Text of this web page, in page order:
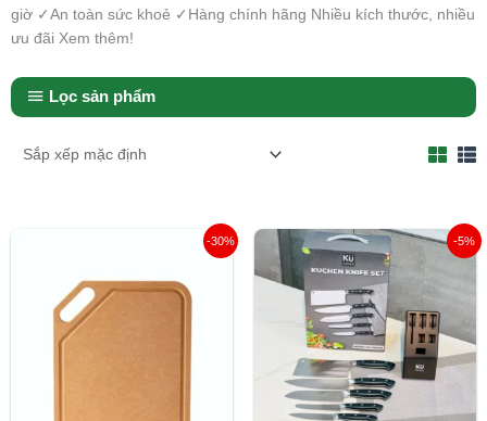
giờ ✓An toàn sức khoẻ ✓Hàng chính hãng Nhiều kích thước, nhiều
ưu đãi Xem thêm!
Lọc sản phẩm
-30%
là:
845.000 ₫.
tại
là:
-5%
Giá
gốc
là:
2.900.000 ₫.
Giá
hiện